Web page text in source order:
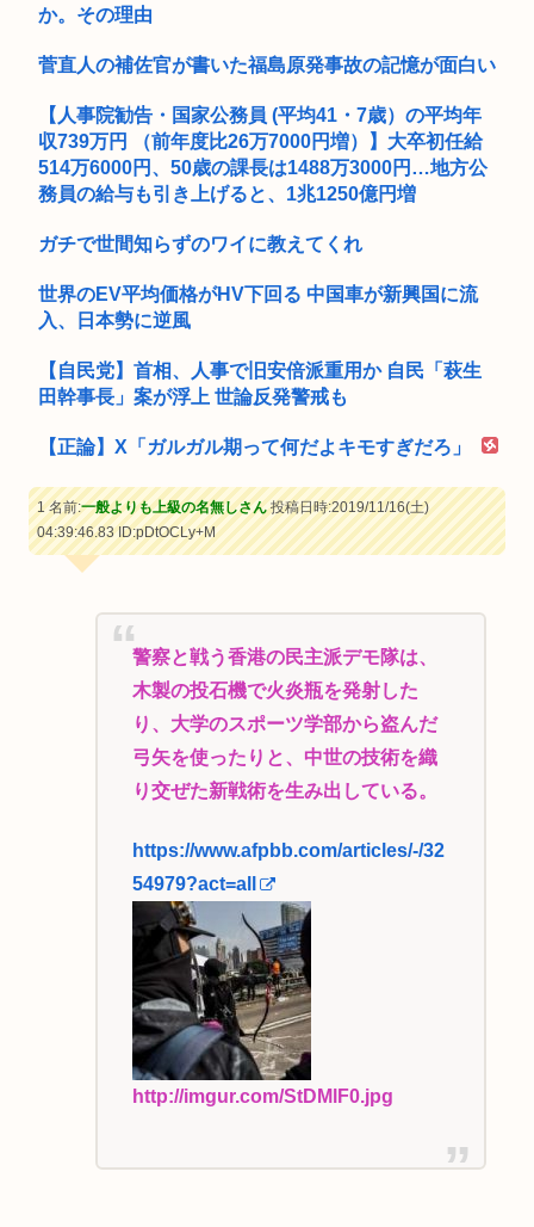
か。その理由
菅直人の補佐官が書いた福島原発事故の記憶が面白い
【人事院勧告・国家公務員 (平均41・7歳）の平均年
収739万円 （前年度比26万7000円増）】大卒初任給
514万6000円、50歳の課長は1488万3000円…地方公
務員の給与も引き上げると、1兆1250億円増
ガチで世間知らずのワイに教えてくれ
世界のEV平均価格がHV下回る 中国車が新興国に流
入、日本勢に逆風
【自民党】首相、人事で旧安倍派重用か 自民「萩生
田幹事長」案が浮上 世論反発警戒も
【正論】X「ガルガル期って何だよキモすぎだろ」
1 名前:一般よりも上級の名無しさん投稿日時:2019/11/16(土)
04:39:46.83ID:pDtOCLy+M
警察と戦う香港の民主派デモ隊は、
木製の投石機で火炎瓶を発射した
り、大学のスポーツ学部から盗んだ
弓矢を使ったりと、中世の技術を織
り交ぜた新戦術を生み出している。
https://www.afpbb.com/articles/-/32
54979?act=all
http://imgur.com/StDMlF0.jpg